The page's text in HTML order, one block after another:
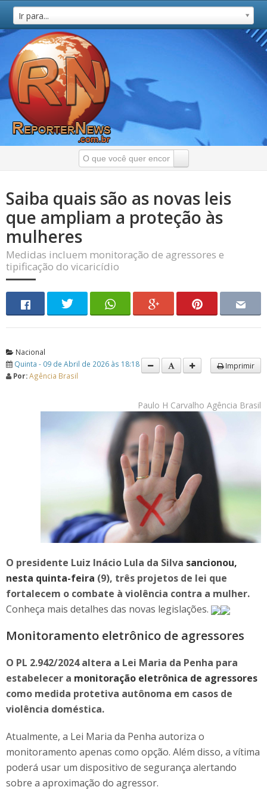
Ir para...
Saiba quais são as novas leis
que ampliam a proteção às
mulheres
Medidas incluem monitoração de agressores e
tipificação do vicaricídio
Nacional
Quinta - 09 de Abril de 2026 às 18:18
Por:Agência Brasil
Imprimir
Paulo H Carvalho Agência Brasil
O presidente Luiz Inácio Lula da Silva sancionou,
nesta quinta-feira (9), três projetos de lei que
fortalecem o combate à violência contra a mulher.
Conheça mais detalhes das novas legislações.
Monitoramento eletrônico de agressores
O PL 2.942/2024 altera a Lei Maria da Penha para
estabelecer a monitoração eletrônica de agressores
como medida protetiva autônoma em casos de
violência doméstica.
Atualmente, a Lei Maria da Penha autoriza o
monitoramento apenas como opção. Além disso, a vítima
poderá usar um dispositivo de segurança alertando
sobre a aproximação do agressor.